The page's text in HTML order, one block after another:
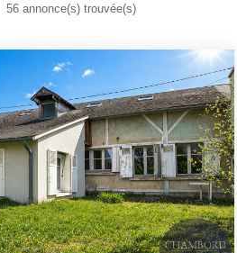
56 annonce(s) trouvée(s)